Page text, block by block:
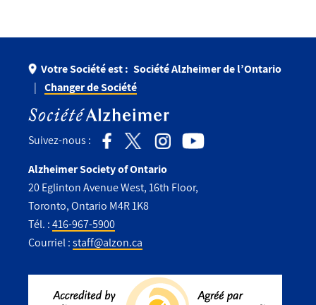
Votre Société est : Société Alzheimer de l’Ontario
Changer de Société
Suivez-nous :
Alzheimer Society of Ontario
20 Eglinton Avenue West, 16th Floor,
Toronto, Ontario M4R 1K8
Tél. :416-967-5900
Courriel :staff@alzon.ca